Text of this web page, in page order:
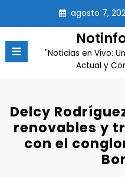
contenido
agosto 7,
"Noticias en Vivo:
Actual y
Delcy
renovables y
con el